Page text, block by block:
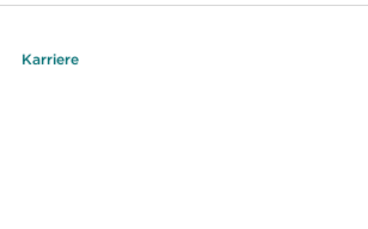
Karriere